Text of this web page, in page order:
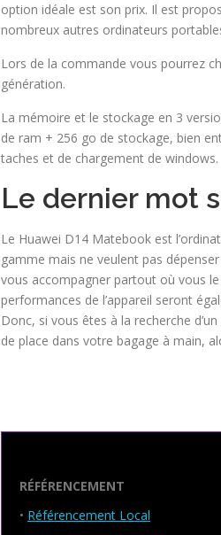
option idéale est son prix. Il est
nombreux autres ordinateurs
Lors de la commande vous pourrez
génération.
La mémoire et le stockage en 3
de ram + 256 go de stockage, bien
taches et de chargement de windows.
Le dernier mot
Le Huawei D14 Matebook est
gamme mais ne veulent pas
vous accompagner partout où vous
performances de l’appareil seront
Donc, si vous êtes à la recherche
de place dans votre bagage à main,
RÉFÉRENCEMENT
• Référencement Local